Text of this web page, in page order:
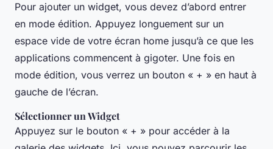
Pour ajouter un widget, vous devez d’abord entrer
en mode édition. Appuyez longuement sur un
espace vide de votre écran home jusqu’à ce que les
applications commencent à gigoter. Une fois en
mode édition, vous verrez un bouton « + » en haut à
gauche de l’écran.
Sélectionner un Widget
Appuyez sur le bouton « + » pour accéder à la